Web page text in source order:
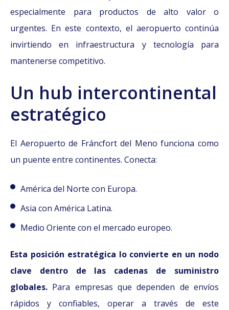
especialmente para productos de alto valor o
urgentes. En este contexto, el aeropuerto continúa
invirtiendo en infraestructura y tecnología para
mantenerse competitivo.
Un hub intercontinental
estratégico
El Aeropuerto de Fráncfort del Meno funciona como
un puente entre continentes. Conecta:
América del Norte con Europa.
Asia con América Latina.
Medio Oriente con el mercado europeo.
Esta posición estratégica lo convierte en un nodo
clave dentro de las cadenas de suministro
globales. Para empresas que dependen de envíos
rápidos y confiables, operar a través de este